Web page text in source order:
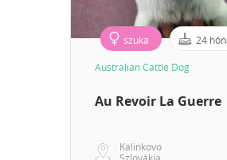
szuka 24
Australian Cattle Dog
Au Revoir La Guerre
Kalinkovo